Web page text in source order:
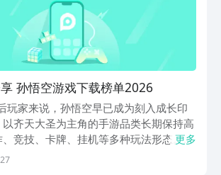
孙悟空游戏下载榜单2026
玩家来说，孙悟空早已成为刻入成长印
齐天大圣为主角的手游品类长期保持高
竞技、卡牌、挂机等多种玩法形态。若
正版游戏资源，推荐通过九游平台下载
更多